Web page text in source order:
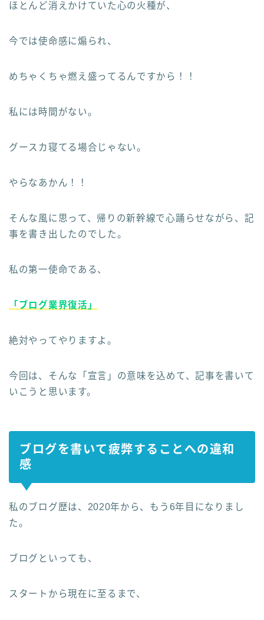
ほとんど消えかけていた心の火種が、
今では使命感に煽られ、
めちゃくちゃ燃え盛ってるんですから！！
私には時間がない。
グースカ寝てる場合じゃない。
やらなあかん！！
そんな風に思って、帰りの新幹線で心踊らせながら、記
事を書き出したのでした。
私の第一使命である、
「ブログ業界復活」
絶対やってやりますよ。
今回は、そんな「宣言」の意味を込めて、記事を書いて
いこうと思います。
ブログを書いて疲弊することへの違和
感
私のブログ歴は、2020年から、もう6年目になりまし
た。
ブログといっても、
スタートから現在に至るまで、